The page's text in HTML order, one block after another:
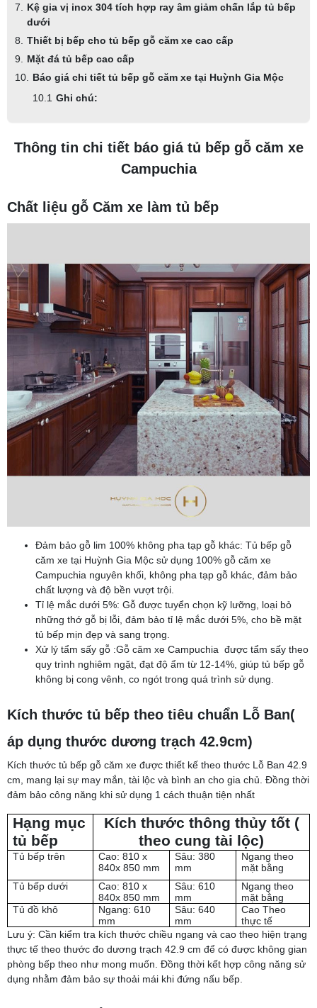
Kệ gia vị inox 304 tích hợp ray âm giảm chấn lắp tủ bếp
dưới
Thiết bị bếp cho tủ bếp gỗ căm xe cao cấp
Mặt đá tủ bếp cao cấp
Báo giá chi tiết tủ bếp gỗ căm xe tại Huỳnh Gia Mộc
Ghi chú:
Thông tin chi tiết báo giá tủ bếp gỗ căm xe
Campuchia
Chất liệu gỗ Căm xe làm tủ bếp
Đảm bảo gỗ lim 100% không pha tạp gỗ khác: Tủ bếp gỗ
căm xe tại Huỳnh Gia Mộc sử dụng 100% gỗ căm xe
Campuchia nguyên khối, không pha tạp gỗ khác, đảm bảo
chất lượng và độ bền vượt trội.
Tỉ lệ mắc dưới 5%: Gỗ được tuyển chọn kỹ lưỡng, loại bỏ
những thớ gỗ bị lỗi, đảm bảo tỉ lệ mắc dưới 5%, cho bề mặt
tủ bếp mịn đẹp và sang trọng.
Xử lý tẩm sấy gỗ :Gỗ căm xe Campuchia được tẩm sấy theo
quy trình nghiêm ngặt, đạt độ ẩm từ 12-14%, giúp tủ bếp gỗ
không bị cong vênh, co ngót trong quá trình sử dụng.
Kích thước tủ bếp theo tiêu chuẩn Lỗ Ban(
áp dụng thước dương trạch 42.9cm)
Kích thước tủ bếp gỗ căm xe được thiết kế theo thước Lỗ Ban 42.9
cm, mang lại sự may mắn, tài lộc và bình an cho gia chủ. Đồng thời
đảm bảo công năng khi sử dụng 1 cách thuận tiện nhất
Hạng mục
tủ bếp
Kích thước thông thủy tốt (
theo cung tài lộc)
Tủ bếp trên
Cao: 810 x
840x 850 mm
Sâu: 380
mm
Ngang theo
mặt bằng
Tủ bếp dưới
Cao: 810 x
840x 850 mm
Sâu: 610
mm
Ngang theo
mặt bằng
Tủ đồ khô
Ngang: 610
mm
Sâu: 640
mm
Cao Theo
thực tế
Lưu ý: Cần kiểm tra kích thước chiều ngang và cao theo hiện trạng
thực tế theo thước đo dương trạch 42.9 cm để có được không gian
phòng bếp theo như mong muốn. Đồng thời kết hợp công năng sử
dụng nhằm đảm bảo sự thoải mái khi đứng nấu bếp.